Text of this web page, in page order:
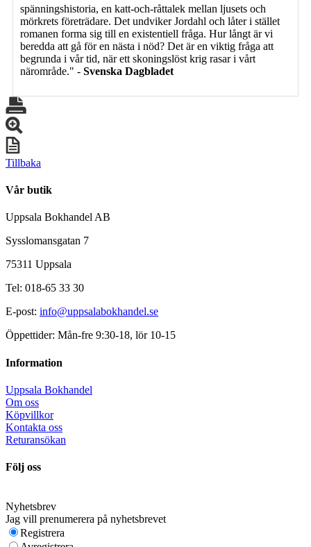
spänningshistoria, en katt-och-råttalek mellan ljusets och
mörkrets företrädare. Det undviker Jordahl och låter i stället
romanen forma sig till en existentiell fråga. Hur långt är vi
beredda att gå för en nästa i nöd? Det är en viktig fråga att
begrunda i vår tid, när ett skoningslöst krig rasar i vårt
närområde." - Svenska Dagbladet
Tillbaka
Vår butik
Uppsala Bokhandel AB
Sysslomansgatan 7
75311 Uppsala
Tel: 018-65 33 30
E-post: info@uppsalabokhandel.se
Öppettider: Mån-fre 9:30-18, lör 10-15
Information
Uppsala Bokhandel
Om oss
Köpvillkor
Kontakta oss
Returansökan
Följ oss
Nyhetsbrev
Jag vill prenumerera på nyhetsbrevet
Registrera